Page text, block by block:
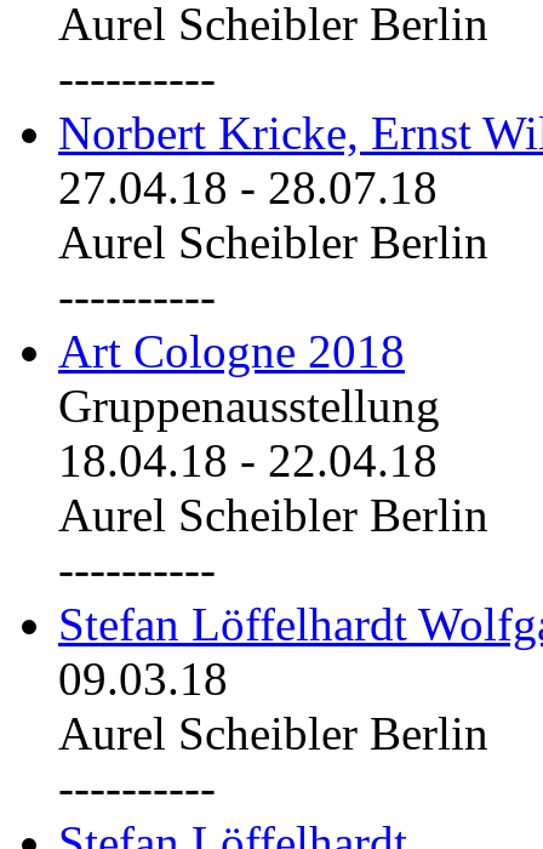
Aurel Scheibler Berlin
----------
Norbert Kricke, Ernst
27.04.18 - 28.07.18
Aurel Scheibler Berlin
----------
Art Cologne 2018
Gruppenausstellung
18.04.18 - 22.04.18
Aurel Scheibler Berlin
----------
Stefan Löffelhardt
09.03.18
Aurel Scheibler Berlin
----------